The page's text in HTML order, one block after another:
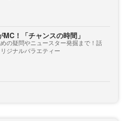
MC！「チャンスの時間」
の疑問やニュースター発掘まで！話
ジナルバラエティー